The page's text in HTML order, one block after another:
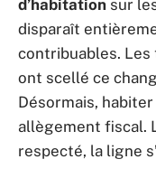
d’habitation sur
disparaît
contribuables.
ont scellé ce
Désormais,
allègement fiscal.
respecté, la ligne